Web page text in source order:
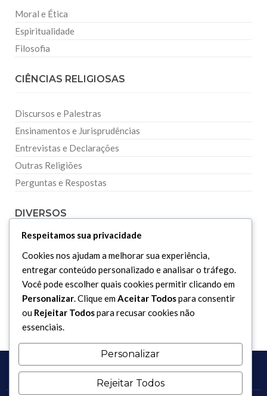
Moral e Ética
Espiritualidade
Filosofia
CIÊNCIAS RELIGIOSAS
Discursos e Palestras
Ensinamentos e Jurisprudências
Entrevistas e Declarações
Outras Religiões
Perguntas e Respostas
DIVERSOS
Dicionário Islâmico
Downloads
Respeitamos sua privacidade
Cookies nos ajudam a melhorar sua experiência,
entregar conteúdo personalizado e analisar o tráfego.
Você pode escolher quais cookies permitir clicando em
Personalizar. Clique emAceitar Todospara consentir
ou Rejeitar Todospara recusar cookies não
essenciais.
Personalizar
Rejeitar Todos